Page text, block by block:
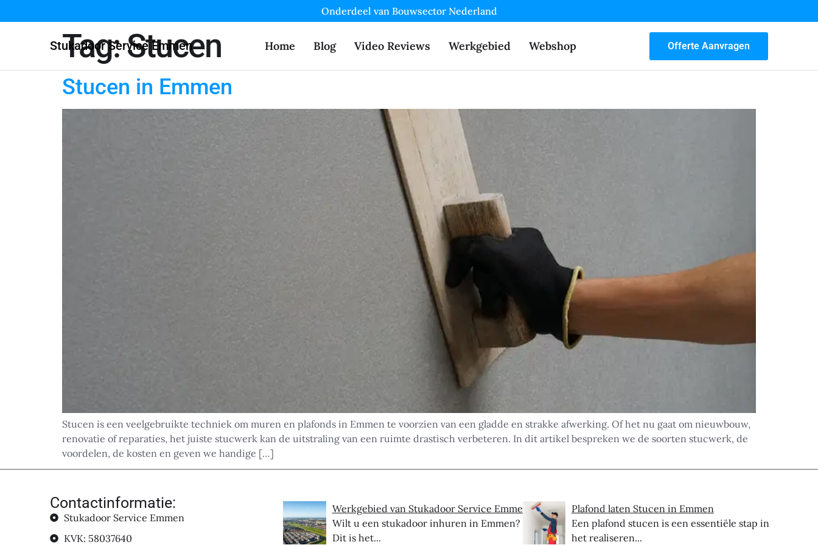
Onderdeel van Bouwsector Nederland
Stukadoor Service Emmen Home Blog Video Reviews Werkgebied Webshop Offerte Aanvragen
Tag:Stucen
Stucen in Emmen
Stucen is een veelgebruikte techniek om muren en plafonds in Emmen te voorzien van een gladde en strakke afwerking. Of het nu gaat om nieuwbouw,
renovatie of reparaties, het juiste stucwerk kan de uitstraling van een ruimte drastisch verbeteren. In dit artikel bespreken we de soorten stucwerk, de
voordelen, de kosten en geven we handige […]
Contactinformatie:
Stukadoor Service Emmen
KVK: 58037640
Werkgebied van Stukadoor Service Emmen
Wilt u een stukadoor inhuren in Emmen?
Dit is het...
Plafond laten Stucen in Emmen
Een plafond stucen is een essentiële stap in
het realiseren...